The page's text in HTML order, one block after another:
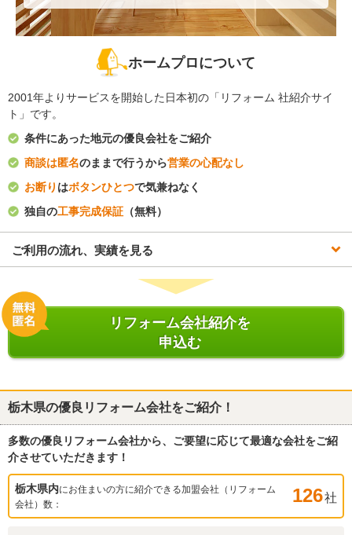
ホームプロについて
2001年よりサービスを開始した日本初の「リフォーム 社紹介サイ
ト」です。
条件にあった地元の優良会社をご紹介
商談は匿名のままで行うから営業の心配なし
お断り はボタンひとつで気兼ねなく
独自の工事完成保証 （無料）
ご利用の流れ、実績を見る
リフォーム会社紹介を
申込む
栃木県の優良リフォーム会社をご紹介！
多数の優良リフォーム会社から、ご要望に応じて最適な会社をご紹
介させていただきます！
栃木県内にお住まいの方に紹介できる加盟会社（リフォーム
会社）数：
126社